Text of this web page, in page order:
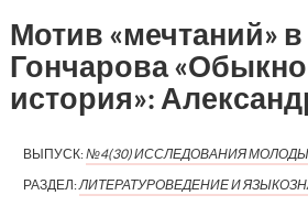
Мотив «мечтаний»
Гончарова
история»:
ВЫПУСК:№4(30) ИССЛЕДОВАНИЯ
РАЗДЕЛ:ЛИТЕРАТУРОВЕДЕНИЕ И